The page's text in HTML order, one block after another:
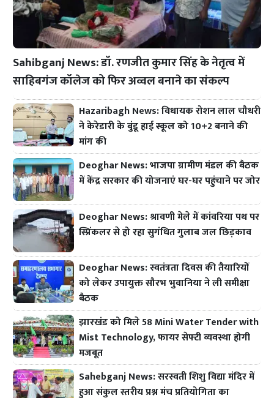
Sahibganj News: डॉ. रणजीत कुमार सिंह के नेतृत्व में
साहिबगंज कॉलेज को फिर अव्वल बनाने का संकल्प
Hazaribagh News: विधायक रोशन लाल चौधरी
ने केरेडारी के बुंडू हाई स्कूल को 10+2 बनाने की
मांग की
Deoghar News: भाजपा ग्रामीण मंडल की बैठक
में केंद्र सरकार की योजनाएं घर-घर पहुंचाने पर जोर
Deoghar News: श्रावणी मेले में कांवरिया पथ पर
स्प्रिंकलर से हो रहा सुगंधित गुलाब जल छिड़काव
Deoghar News: स्वतंत्रता दिवस की तैयारियों
को लेकर उपायुक्त सौरभ भुवानिया ने ली समीक्षा
बैठक
झारखंड को मिले 58 Mini Water Tender with
Mist Technology, फायर सेफ्टी व्यवस्था होगी
मजबूत
Sahebganj News: सरस्वती शिशु विद्या मंदिर में
हुआ संकुल स्तरीय प्रश्न मंच प्रतियोगिता का